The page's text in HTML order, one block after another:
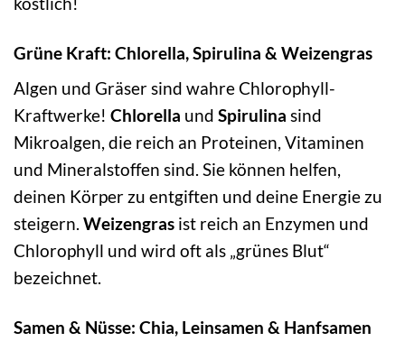
Grüne Kraft: Chlorella, Spirulina & Weizengras
Algen und Gräser sind wahre Chlorophyll-
Kraftwerke! Chlorella und Spirulina sind
Mikroalgen, die reich an Proteinen, Vitaminen
und Mineralstoffen sind. Sie können helfen,
deinen Körper zu entgiften und deine Energie zu
steigern. Weizengras ist reich an Enzymen und
Chlorophyll und wird oft als „grünes Blut“
bezeichnet.
Samen & Nüsse: Chia, Leinsamen & Hanfsamen